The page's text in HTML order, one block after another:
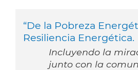
“De la Pobreza
Resiliencia Energética.
Incluyendo la
junto con la